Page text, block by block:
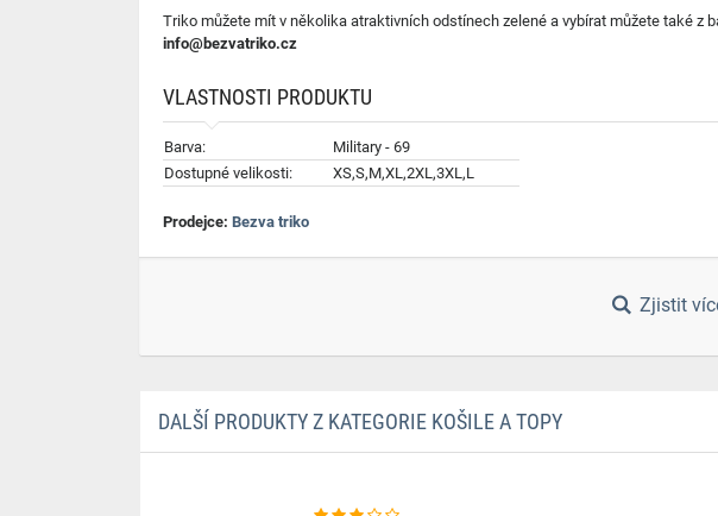
Triko můžete mít v několika atraktivních odstínech zelené a vybírat můžete také z
info@bezvatriko.cz
VLASTNOSTI PRODUKTU
Barva:
Military - 69
Dostupné velikosti:
XS,S,M,XL,2XL,3XL,L
Prodejce: Bezva triko
Zjistit
DALŠÍ PRODUKTY Z KATEGORIE KOŠILE A TOPY